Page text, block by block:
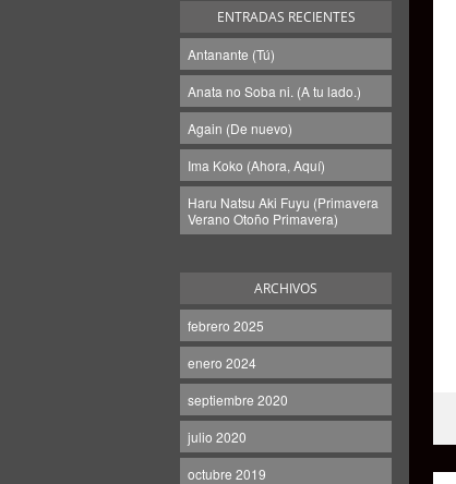
ENTRADAS RECIENTES
Antanante (Tú)
Anata no Soba ni. (A tu lado.)
Again (De nuevo)
Ima Koko (Ahora, Aquí)
Haru Natsu Aki Fuyu (Primavera
Verano Otoño Primavera)
ARCHIVOS
febrero 2025
enero 2024
septiembre 2020
julio 2020
octubre 2019